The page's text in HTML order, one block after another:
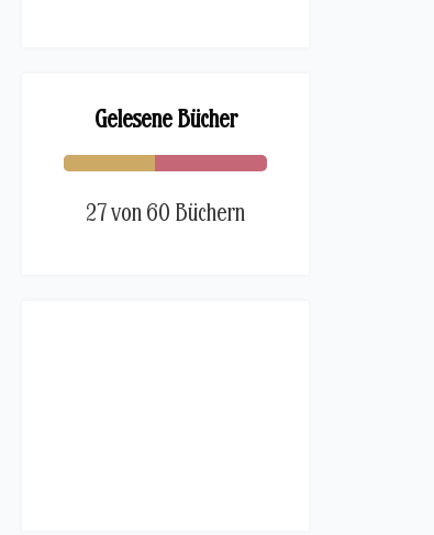
Gelesene Bücher
27 von 60 Büchern